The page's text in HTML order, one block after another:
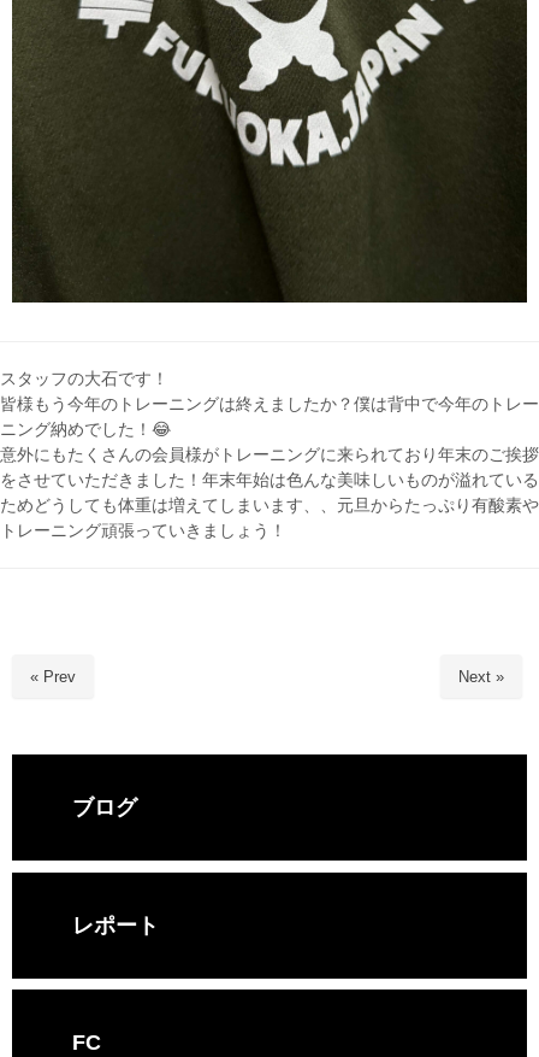
スタッフの大石です！
皆様もう今年のトレーニングは終えましたか？僕は背中で今年のトレー
ニング納めでした！😂
意外にもたくさんの会員様がトレーニングに来られており年末のご挨拶
をさせていただきました！年末年始は色んな美味しいものが溢れている
ためどうしても体重は増えてしまいます、、元旦からたっぷり有酸素や
トレーニング頑張っていきましょう！
« Prev Next »
ブログ
レポート
FC